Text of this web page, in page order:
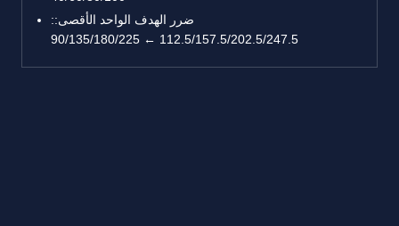
ضرر الهدف الواحد الأقصى::
112.5/157.5/202.5/247.5 ← 90/135/180/225